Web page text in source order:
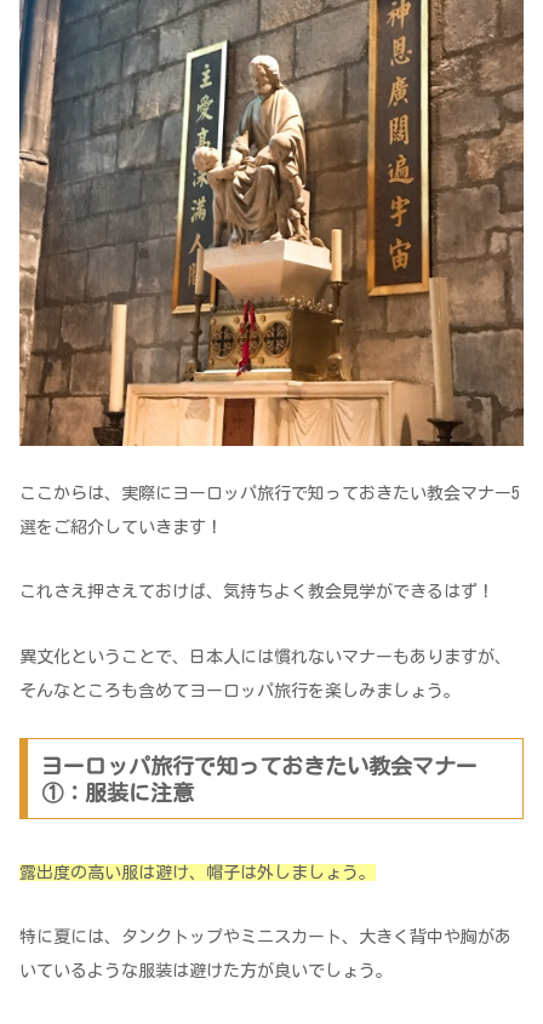
ここからは、実際にヨーロッパ旅行で知っておきたい教会マナー5
選をご紹介していきます！
これさえ押さえておけば、気持ちよく教会見学ができるはず！
異文化ということで、日本人には慣れないマナーもありますが、
そんなところも含めてヨーロッパ旅行を楽しみましょう。
ヨーロッパ旅行で知っておきたい教会マナー
①：服装に注意
露出度の高い服は避け、帽子は外しましょう。
特に夏には、タンクトップやミニスカート、大きく背中や胸があ
いているような服装は避けた方が良いでしょう。